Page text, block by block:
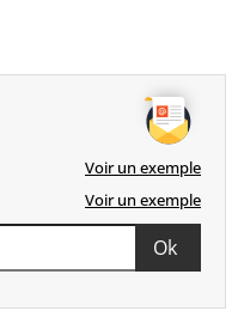
Voir un exemple
Voir un exemple